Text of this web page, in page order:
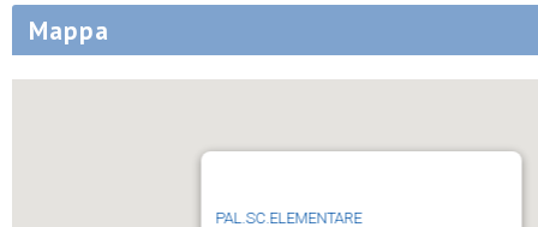
Mappa
PAL.SC.ELEMENTARE